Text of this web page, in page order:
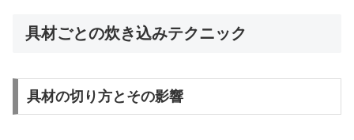
具材ごとの炊き込みテクニック
具材の切り方とその影響